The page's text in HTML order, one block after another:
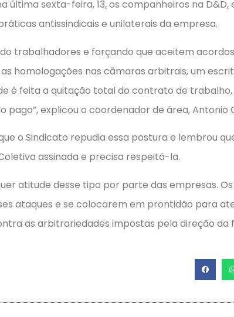
última sexta-feira, 13, os companheiros na
antissindicais e unilaterais da empresa.
trabalhadores e forçando que aceitem
homologa­ções nas câmaras arbitrais, um
é feita a quitação total do contrato de
explicou o coordenador de área, Antonio
o Sindicato repudia essa postura e lembrou
assinada e precisa respeitá-la.
atitude desse tipo por parte das empre­sas.
ataques e se colocarem em prontidão para
as arbitrarie­dades impostas pela direção da